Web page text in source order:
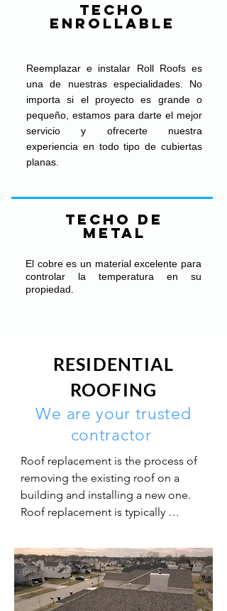
TECHO
ENROLLABLE
Reemplazar e instalar Roll Roofs es
una de nuestras especialidades. No
importa si el proyecto es grande o
pequeño, estamos para darte el mejor
servicio y ofrecerte nuestra
experiencia en todo tipo de cubiertas
planas.
TECHO DE
METAL
El cobre es un material excelente para
controlar la temperatura en su
propiedad.
RESIDENTIAL
ROOFING
We are your trusted
contractor
Roof replacement is the process of
removing the existing roof on a
building and installing a new one.
Roof replacement is typically
or has reached the end of its
lifespan, and repairs are no longer
feasible or cost-effective. Signs that
a roof may need to be replaced